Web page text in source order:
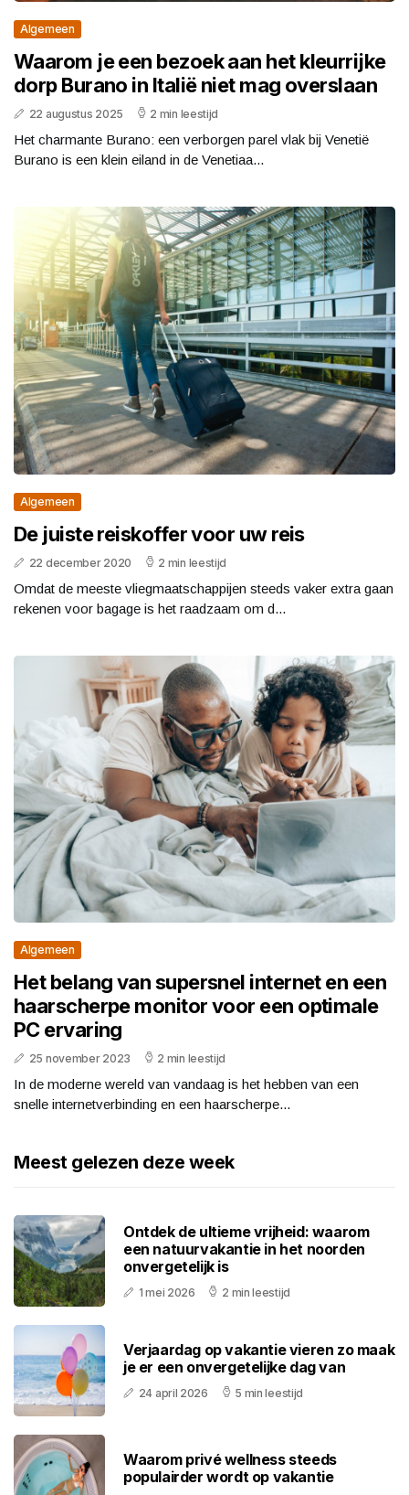
Algemeen
Waarom je een bezoek aan het kleurrijke
dorp Burano in Italië niet mag overslaan
22 augustus 2025 2 min leestijd
Het charmante Burano: een verborgen parel vlak bij Venetië
Burano is een klein eiland in de Venetiaa...
Algemeen
De juiste reiskoffer voor uw reis
22 december 2020 2 min leestijd
Omdat de meeste vliegmaatschappijen steeds vaker extra gaan
rekenen voor bagage is het raadzaam om d...
Algemeen
Het belang van supersnel internet en een
haarscherpe monitor voor een optimale
PC ervaring
25 november 2023 2 min leestijd
In de moderne wereld van vandaag is het hebben van een
snelle internetverbinding en een haarscherpe...
Meest gelezen deze week
Ontdek de ultieme vrijheid: waarom
een natuurvakantie in het noorden
onvergetelijk is
1 mei 2026 2 min leestijd
Verjaardag op vakantie vieren zo maak
je er een onvergetelijke dag van
24 april 2026 5 min leestijd
Waarom privé wellness steeds
populairder wordt op vakantie